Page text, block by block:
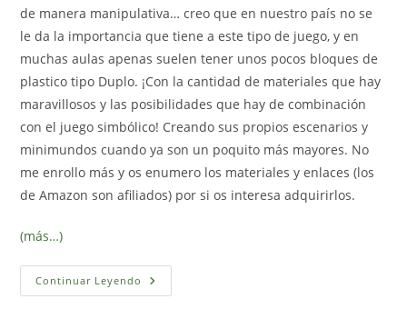
de manera manipulativa… creo que en nuestro país no se
le da la importancia que tiene a este tipo de juego, y en
muchas aulas apenas suelen tener unos pocos bloques de
plastico tipo Duplo. ¡Con la cantidad de materiales que hay
maravillosos y las posibilidades que hay de combinación
con el juego simbólico! Creando sus propios escenarios y
minimundos cuando ya son un poquito más mayores. No
me enrollo más y os enumero los materiales y enlaces (los
de Amazon son afiliados) por si os interesa adquirirlos.
(más…)
Continuar Leyendo Nuestros
Últimos